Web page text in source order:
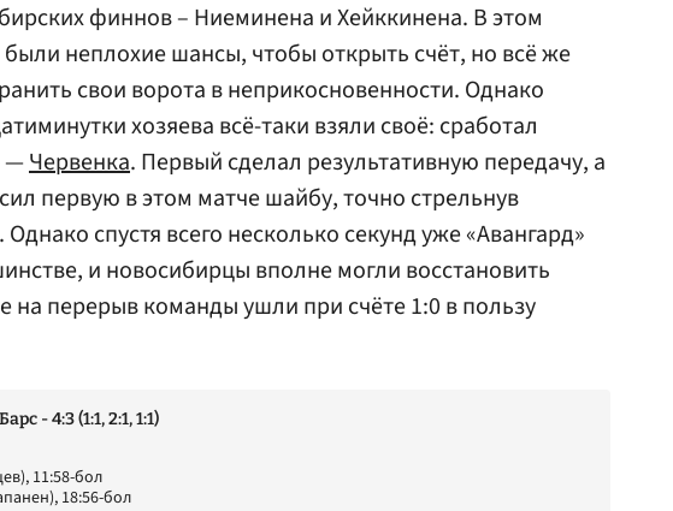
финнов – Ниеминена и Хейккинена. В этом
неплохие шансы, чтобы открыть счёт, но всё же
свои ворота в неприкосновенности. Однако
хозяева всё-таки взяли своё: сработал
—Червенка. Первый сделал результативную передачу, а
первую в этом матче шайбу, точно стрельнув
спустя всего несколько секунд уже «Авангард»
и новосибирцы вполне могли восстановить
на перерыв команды ушли при счёте 1:0 в пользу
- 4:3 (1:1, 2:1, 1:1)
11:58-бол
18:56-бол